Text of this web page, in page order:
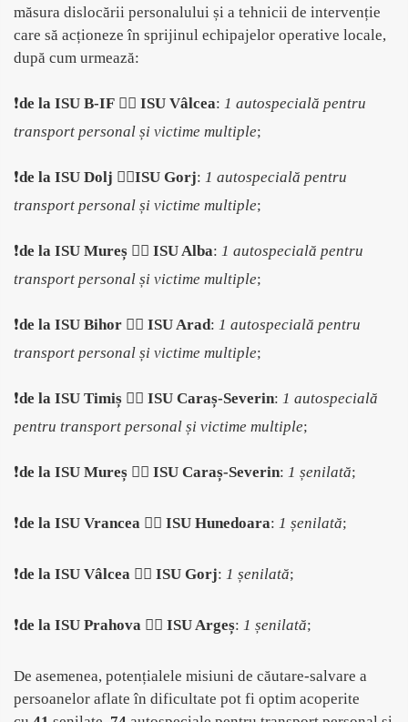
măsura dislocării personalului și a tehnicii de intervenție
care să acționeze în sprijinul echipajelor operative locale,
după cum urmează:
❗de la ISU B-IF 👉🏻 ISU Vâlcea: 1 autospecială pentru
transport personal și victime multiple;
❗de la ISU Dolj 👉🏻ISU Gorj: 1 autospecială pentru
transport personal și victime multiple;
❗de la ISU Mureș 👉🏻 ISU Alba: 1 autospecială pentru
transport personal și victime multiple;
❗de la ISU Bihor 👉🏻 ISU Arad: 1 autospecială pentru
transport personal și victime multiple;
❗de la ISU Timiș 👉🏻 ISU Caraș-Severin: 1 autospecială
pentru transport personal și victime multiple;
❗de la ISU Mureș 👉🏻 ISU Caraș-Severin: 1 șenilată;
❗de la ISU Vrancea 👉🏻 ISU Hunedoara: 1 șenilată;
❗de la ISU Vâlcea 👉🏻 ISU Gorj: 1 șenilată;
❗de la ISU Prahova 👉🏻 ISU Argeș: 1 șenilată;
De asemenea, potențialele misiuni de căutare-salvare a
persoanelor aflate în dificultate pot fi optim acoperite